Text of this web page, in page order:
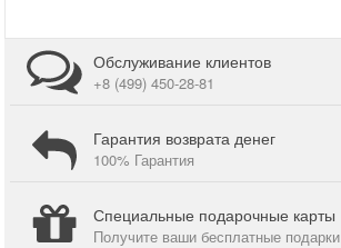
Обслуживание клиентов
+8 (499) 450-28-81
Гарантия возврата денег
100% Гарантия
Специальные подарочные карты
Получите ваши бесплатные подарки